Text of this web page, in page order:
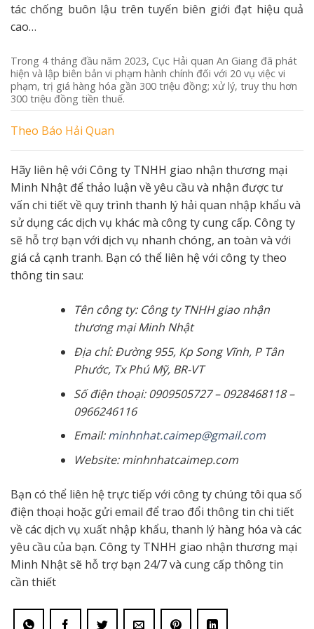
tác chống buôn lậu trên tuyến biên giới đạt hiệu quả
cao…
Trong 4 tháng đầu năm 2023, Cục Hải quan An Giang đã phát
hiện và lập biên bản vi phạm hành chính đối với 20 vụ việc vi
phạm, trị giá hàng hóa gần 300 triệu đồng; xử lý, truy thu hơn
300 triệu đồng tiền thuế.
Theo Báo Hải Quan
Hãy liên hệ với Công ty TNHH giao nhận thương mại
Minh Nhật để thảo luận về yêu cầu và nhận được tư
vấn chi tiết về quy trình thanh lý hải quan nhập khẩu và
sử dụng các dịch vụ khác mà công ty cung cấp. Công ty
sẽ hỗ trợ bạn với dịch vụ nhanh chóng, an toàn và với
giá cả cạnh tranh. Bạn có thể liên hệ với công ty theo
thông tin sau:
Tên công ty: Công ty TNHH giao nhận
thương mại Minh Nhật
Địa chỉ: Đường 955, Kp Song Vĩnh, P Tân
Phước, Tx Phú Mỹ, BR-VT
Số điện thoại: 0909505727 – 0928468118 –
0966246116
Email:minhnhat.caimep@gmail.com
Website: minhnhatcaimep.com
Bạn có thể liên hệ trực tiếp với công ty chúng tôi qua số
điện thoại hoặc gửi email để trao đổi thông tin chi tiết
về các dịch vụ xuất nhập khẩu, thanh lý hàng hóa và các
yêu cầu của bạn. Công ty TNHH giao nhận thương mại
Minh Nhật sẽ hỗ trợ bạn 24/7 và cung cấp thông tin
cần thiết